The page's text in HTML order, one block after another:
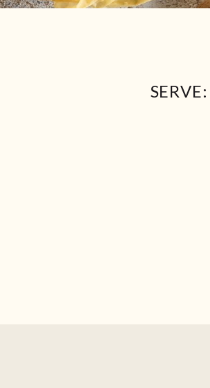
SERVE: